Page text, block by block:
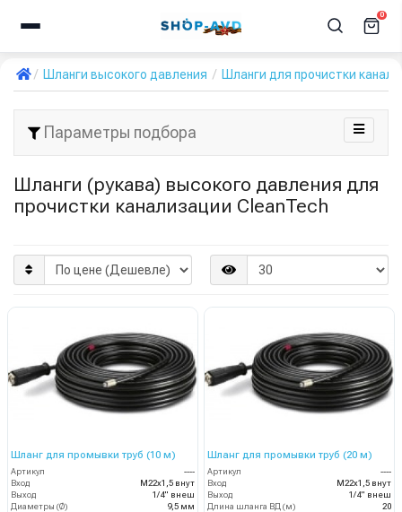
0
Шланги высокого давления Шланги для прочистки
Параметры подбора
Шланги (рукава) высокого давления для
прочистки канализации CleanTech
Шланг для промывки труб (10 м)
Артикул
----
Вход
М22х1,5 внут
Выход
1/4" внеш
Диаметры (Ø)
9,5 мм
Шланг для промывки труб (20 м)
Артикул
----
Вход
М22х1,5 внут
Выход
1/4" внеш
Длина шланга ВД (м)
20